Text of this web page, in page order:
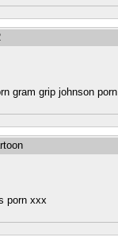
gram grip johnson porn
porn xxx